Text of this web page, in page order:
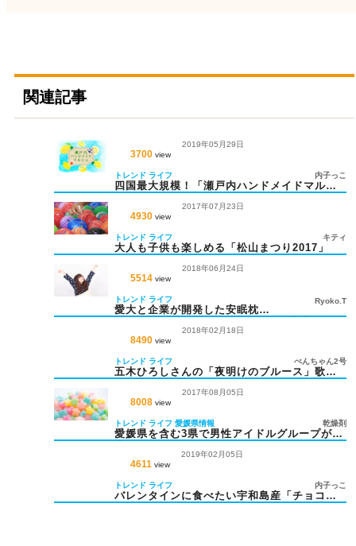
関連記事
3700 view
2019年05月29日
四国最大規模！「瀬戸内ハンドメイドマルシ
トレンド ライフ 内子っこ
4930 view
2017年07月23日
大人も子供も楽しめる「松山まつり2017」
トレンド ライフ キティ
5514 view
2018年06月24日
愛大と企業が開発した安眠枕
トレンド ライフ Ryoko.T
8490 view
2018年02月18日
五木ひろしさんの「夜明けのブルース」歌碑
トレンド ライフ ぺんちゃん2号
8008 view
2017年08月05日
愛媛県を含む3県で男性アイドルグループが誕
トレンド ライフ 愛媛県情報 乾燥剤
4611 view
2019年02月05日
バレンタインに食べたい宇和島産「チョコぶ
トレンド ライフ 内子っこ